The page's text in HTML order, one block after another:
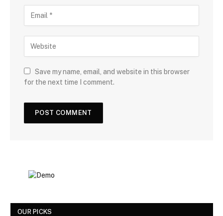
Save my name, email, and website in this browser
for the next time I comment.
OUR PICKS